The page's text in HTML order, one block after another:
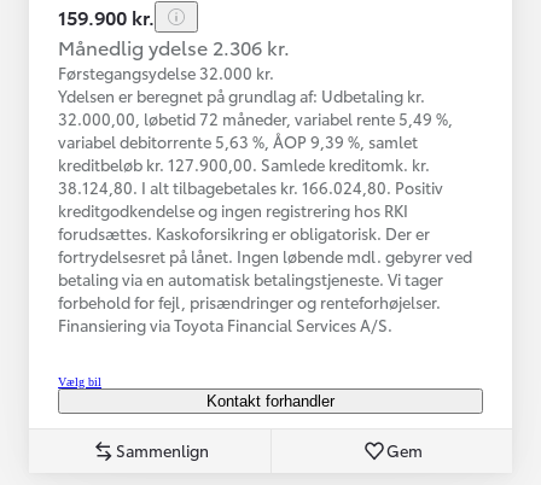
159.900 kr.
Månedlig ydelse 2.306 kr.
Førstegangsydelse 32.000 kr.
Ydelsen er beregnet på grundlag af: Udbetaling kr.
32.000,00, løbetid 72 måneder, variabel rente 5,49 %,
variabel debitorrente 5,63 %, ÅOP 9,39 %, samlet
kreditbeløb kr. 127.900,00. Samlede kreditomk. kr.
38.124,80. I alt tilbagebetales kr. 166.024,80. Positiv
kreditgodkendelse og ingen registrering hos RKI
forudsættes. Kaskoforsikring er obligatorisk. Der er
fortrydelsesret på lånet. Ingen løbende mdl. gebyrer ved
betaling via en automatisk betalingstjeneste. Vi tager
forbehold for fejl, prisændringer og renteforhøjelser.
Finansiering via Toyota Financial Services A/S.
Vælg bil
Kontakt forhandler
Sammenlign Gem